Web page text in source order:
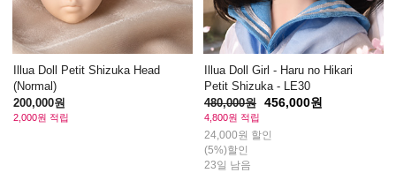
Illua Doll Petit Shizuka Head
(Normal)
200,000원
2,000원 적립
Illua Doll Girl - Haru no Hikari
Petit Shizuka - LE30
480,000원 456,000원
4,800원 적립
24,000원 할인
(5%)할인
23일 남음